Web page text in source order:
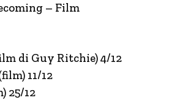
– Film
di Guy Ritchie) 4/12
11/12
25/12